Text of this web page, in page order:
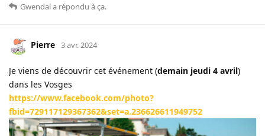
Gwendala répondu à ça.
Pierre 3 avr. 2024
Je viens de découvrir cet événement (demain jeudi 4 avril)
dans les Vosges
https://www.facebook.com/photo?
fbid=729117129367362&set=a.236626611949752